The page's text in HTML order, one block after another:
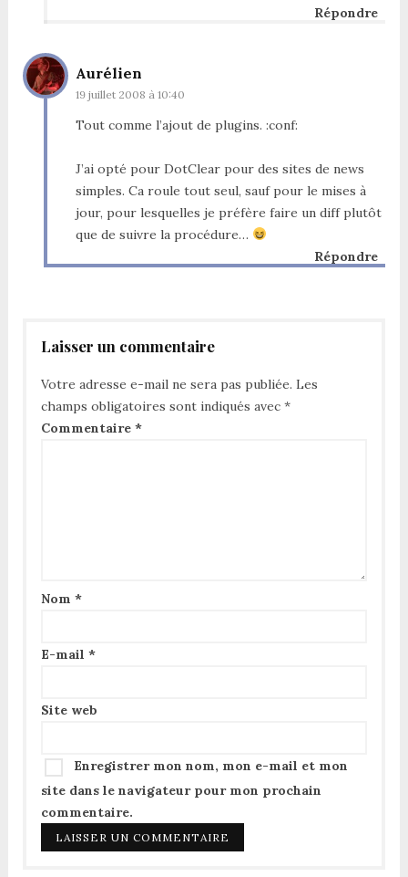
Répondre
Aurélien
19 juillet 2008 à 10:40
Tout comme l’ajout de plugins. :conf:
J’ai opté pour DotClear pour des sites de news
simples. Ca roule tout seul, sauf pour le mises à
jour, pour lesquelles je préfère faire un diff plutôt
que de suivre la procédure…
Répondre
Laisser un commentaire
Votre adresse e-mail ne sera pas publiée. Les
champs obligatoires sont indiqués avec *
Commentaire *
Nom *
E-mail *
Site web
Enregistrer mon nom, mon e-mail et mon
site dans le navigateur pour mon prochain
commentaire.